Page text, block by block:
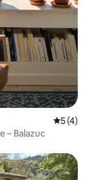
5 (4)
– Balazuc